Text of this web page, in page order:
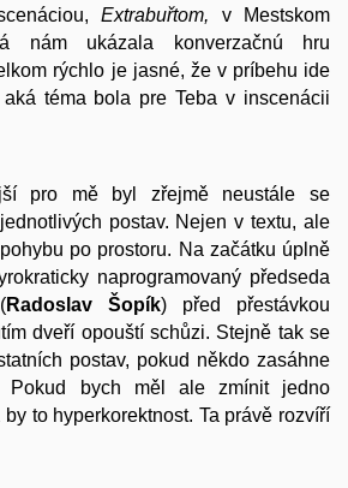
Extrabuřtom, v Mestskom
nám ukázala konverzačnú hru
rýchlo je jasné, že v príbehu ide
téma bola pre Teba v inscenácii
pro mě byl zřejmě neustále se
postav. Nejen v textu, ale
po prostoru. Na začátku úplně
naprogramovaný předseda
Radoslav Šopík) před přestávkou
dveří opouští schůzi. Stejně tak se
postav, pokud někdo zasáhne
Pokud bych měl ale zmínit jedno
to hyperkorektnost. Ta právě rozvíří